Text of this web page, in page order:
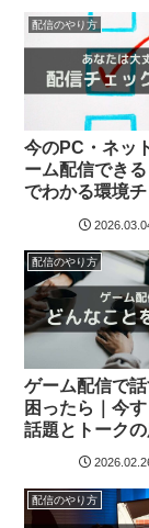
配信のやり方
今のPC・ネッ
ーム配信できる
でわかる環境
配信のやり方
ゲーム配信で
困ったら｜今
話題とトーク
配信のやり方